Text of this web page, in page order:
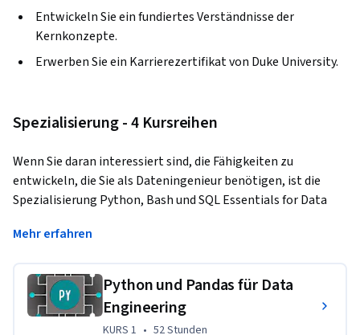
Entwickeln Sie ein fundiertes Verständnisse der
Kernkonzepte.
Erwerben Sie ein Karrierezertifikat von Duke University.
Spezialisierung - 4 Kursreihen
Wenn Sie daran interessiert sind, die Fähigkeiten zu
entwickeln, die Sie als Dateningenieur benötigen, ist die
Spezialisierung Python, Bash und SQL Essentials for Data
Welt, die von großen Datenmengen bestimmt wird - von
unserem Lieblingsrestaurant nehmen, und allem, was
dazwischen liegt. Unternehmen und Organisationen nutzen
diese Daten, um Entscheidungen zu treffen, die sich auf die
Mehr erfahren
Python und Pandas für Data
Engineering
KURS 1 52 Stunden
KURS 1 • 52 Stunden